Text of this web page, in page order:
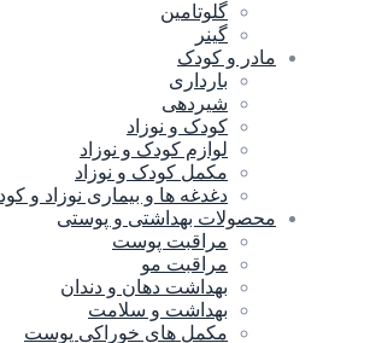
گلوتامین
گینر
مادر و کودک
بارداری
شیردهی
کودک و نوزاد
لوازم کودک و نوزاد
مکمل کودک و نوزاد
دغدغه ها و بیماری نوزاد و
محصولات بهداشتی و پوستی
مراقبت پوست
مراقبت مو
بهداشت دهان و دندان
بهداشت و سلامت
مکمل های خوراکی پوست